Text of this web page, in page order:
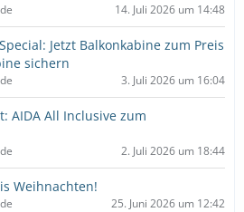
14. Juli 2026 um 14:48
Jetzt Balkonkabine zum Preis
sichern
3. Juli 2026 um 16:04
AIDA All Inclusive zum
2. Juli 2026 um 18:44
Weihnachten!
25. Juni 2026 um 12:42